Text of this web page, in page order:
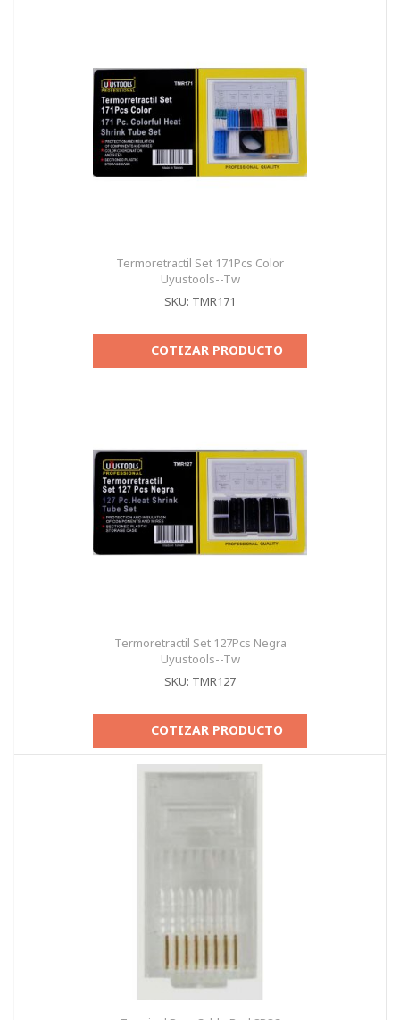
Termoretractil Set 171Pcs Color
Uyustools--Tw
SKU: TMR171
COTIZAR PRODUCTO
Termoretractil Set 127Pcs Negra
Uyustools--Tw
SKU: TMR127
COTIZAR PRODUCTO